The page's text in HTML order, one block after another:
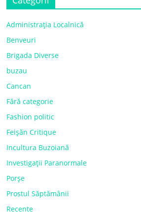
Administrația Localnică
Benveuri
Brigada Diverse
buzau
Cancan
Fără categorie
Fashion politic
Feișăn Critique
Incultura Buzoiană
Investigații Paranormale
Porșe
Prostul Săptămânii
Recente